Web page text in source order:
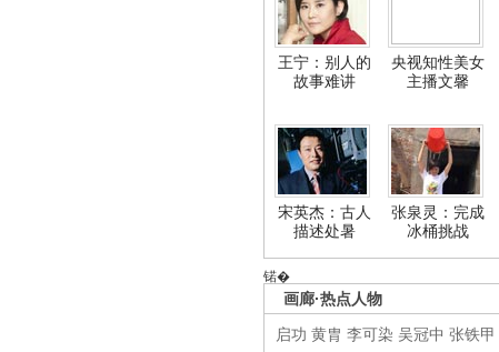
王宁：别人的
故事难讲
央视知性美女
主播文馨
宋英杰：古人
描述处暑
张泉灵：完成
冰桶挑战
锘�
画廊·热点人物
启功 黄胄 李可染 吴冠中 张铁甲